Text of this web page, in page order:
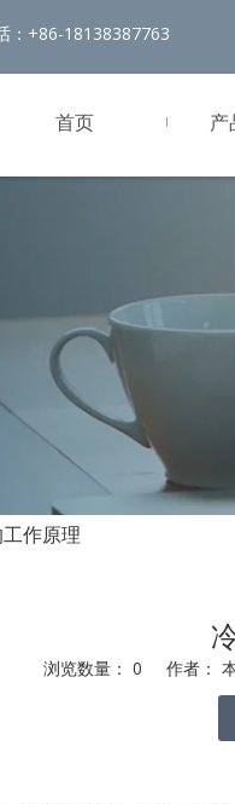
：+86-18138387763
首页 产
作原理
浏览数量： 0 作者：